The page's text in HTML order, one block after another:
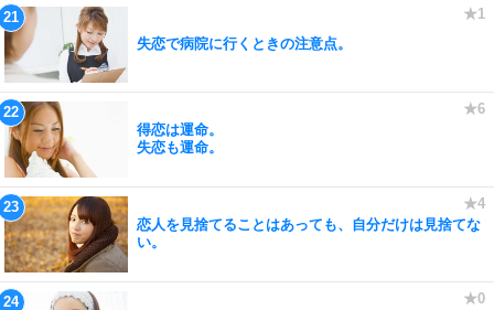
失恋で病院に行くときの注意点。
得恋は運命。
失恋も運命。
恋人を見捨てることはあっても、自分だけは見捨てな
い。